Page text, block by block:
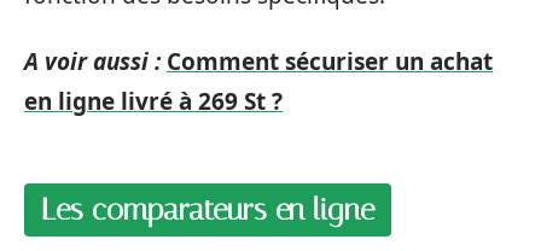
A voir aussi : Comment sécuriser un achat
en ligne livré à 269 St ?
Les comparateurs en ligne